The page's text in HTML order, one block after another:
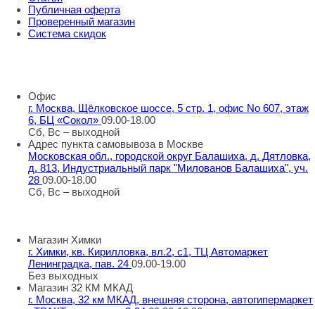
Публичная оферта
Проверенный магазин
Система скидок
Офис
г. Москва, Щёлковское шоссе, 5 стр. 1, офис No 607, этаж
6, БЦ «Сокол» 09.00-18.00
Сб, Вс – выходной
Адрес пункта самовывоза в Москве
Московская обл., городской округ Балашиха, д. Дятловка,
д. 813, Индустриальный парк "Милованов Балашиха", уч.
28 09.00-18.00
Сб, Вс – выходной
Магазин Химки
г. Химки, кв. Кирилловка, вл.2, с1, ТЦ Автомаркет
Ленинградка, пав. 24 09.00-19.00
Без выходных
Магазин 32 КМ МКАД
г. Москва, 32 км МКАД, внешняя сторона, автогипермаркет